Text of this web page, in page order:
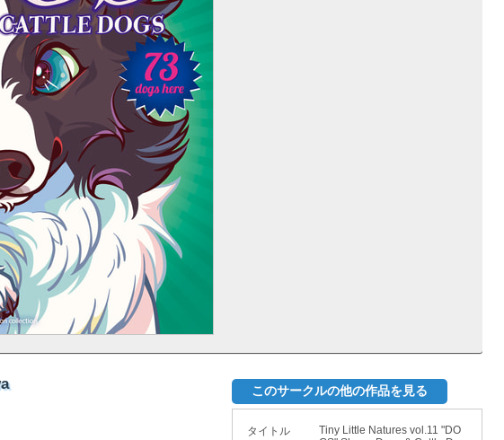
このサークルの他の作品を見る
タイトル
Tiny Little Natures vol.11 "DO